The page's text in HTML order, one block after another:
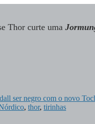
Thor curte uma
ser negro com o novo
, thor, tirinhas